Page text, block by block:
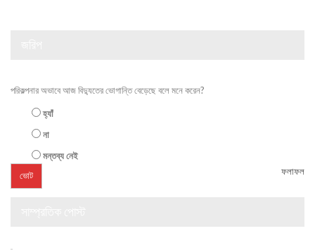
পরিকল্পনার অভাবে আজ বিদ্যুতের ভোগান্তি বেড়েছে বলে মনে করেন?
হ্যাঁ
না
মন্তব্য নেই
ফলাফল